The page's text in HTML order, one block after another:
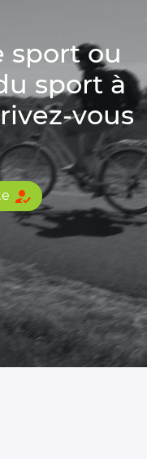
sport ou
sport à
vous
how_to_reg